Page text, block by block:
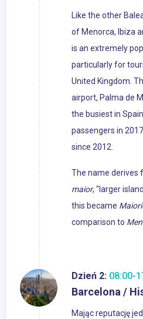
Like the other
of Menorca, Ibiza
is an extremely
particularly for
United Kingdom.
airport, Palma de
the busiest in
passengers in
since 2012.
The name derives
maior, "larger
this became
comparison to
Dzień 2: 08:00-
Barcelona /
Mając reputację